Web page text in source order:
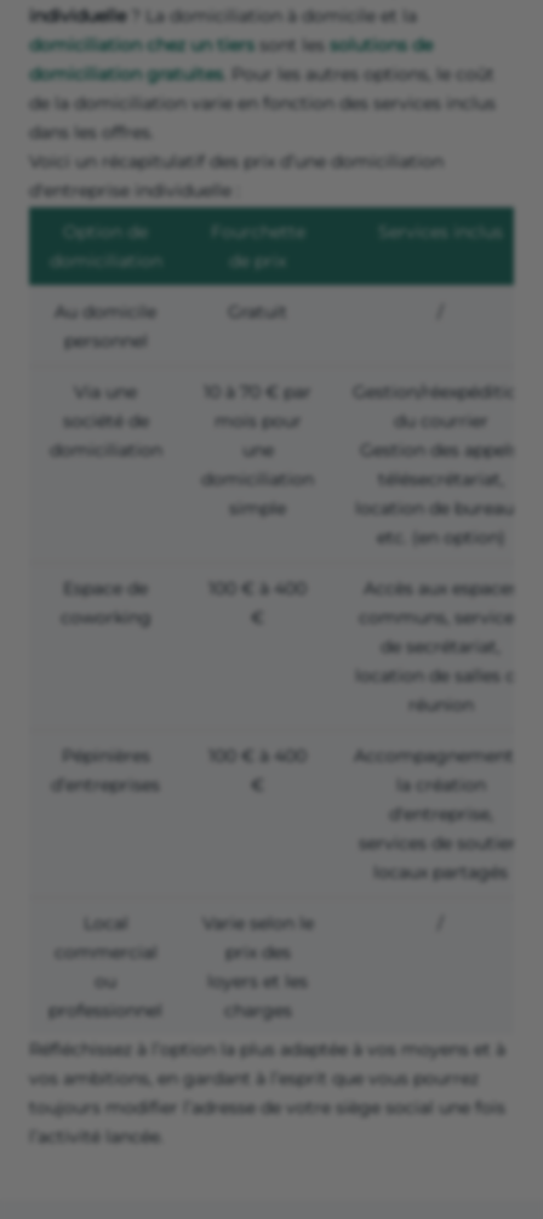
individuelle? La domiciliation à domicile et la
domiciliation chez un tiers sont les solutions de
domiciliation gratuites. Pour les autres options, le coût
de la domiciliation varie en fonction des services inclus
dans les offres.
Voici un récapitulatif des prix d’une domiciliation
d'entreprise individuelle :
Option de
domiciliation
Fourchette
de prix
Services inclus
Au domicile
personnel
Gratuit
Via une
société de
domiciliation
10 à 70 € par
mois pour
une
domiciliation
simple
Gestion/réexpédition
du courrier
Gestion des appels,
télésecrétariat,
location de bureaux,
etc. (en option)
Espace de
coworking
100 € à 400
€
Accès aux espaces
communs, services
de secrétariat,
location de salles de
réunion
Pépinières
d’entreprises
100 € à 400
€
Accompagnement à
la création
d'entreprise,
services de soutien,
locaux partagés
Local
commercial
ou
professionnel
Varie selon le
prix des
loyers et les
charges
Réfléchissez à l’option la plus adaptée à vos moyens et à
vos ambitions, en gardant à l’esprit que vous pourrez
toujours modifier l’adresse de votre siège social une fois
l’activité lancée.